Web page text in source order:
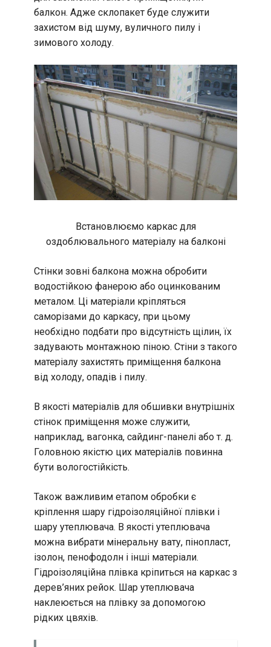
балкон. Адже склопакет буде служити
захистом від шуму, вуличного пилу і
зимового холоду.
Встановлюємо каркас для
оздоблювального матеріалу на балконі
Стінки зовні балкона можна обробити
водостійкою фанерою або оцинкованим
металом. Ці матеріали кріпляться
саморізами до каркасу, при цьому
необхідно подбати про відсутність щілин, їх
задувають монтажною піною. Стіни з такого
матеріалу захистять приміщення балкона
від холоду, опадів і пилу.
В якості матеріалів для обшивки внутрішніх
стінок приміщення може служити,
наприклад, вагонка, сайдинг-панелі або т. д.
Головною якістю цих матеріалів повинна
бути вологостійкість.
Також важливим етапом обробки є
кріплення шару гідроізоляційної плівки і
шару утеплювача. В якості утеплювача
можна вибрати мінеральну вату, пінопласт,
ізолон, пенофодолн і інші матеріали.
Гідроізоляційна плівка кріпиться на каркас з
дерев’яних рейок. Шар утеплювача
наклеюється на плівку за допомогою
рідких цвяхів.